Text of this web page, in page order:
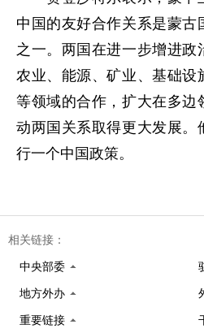
中国的友好合作关系是蒙古
之一。两国在进一步增进政
农业、能源、矿业、基础设
等领域的合作，扩大在多边
动两国关系取得更大发展。
行一个中国政策。
相关链接：
中央部委
地方外办
重要链接